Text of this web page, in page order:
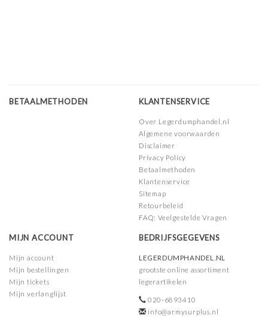
BETAALMETHODEN KLANTENSERVICE
Over Legerdumphandel.nl
Algemene voorwaarden
Disclaimer
Privacy Policy
Betaalmethoden
Klantenservice
Sitemap
Retourbeleid
FAQ: Veelgestelde Vragen
MIJN ACCOUNT
Mijn account
Mijn bestellingen
Mijn tickets
Mijn verlanglijst
BEDRIJFSGEGEVENS
LEGERDUMPHANDEL.NL
grootste online assortiment
legerartikelen
020-6893410
info@armysurplus.nl